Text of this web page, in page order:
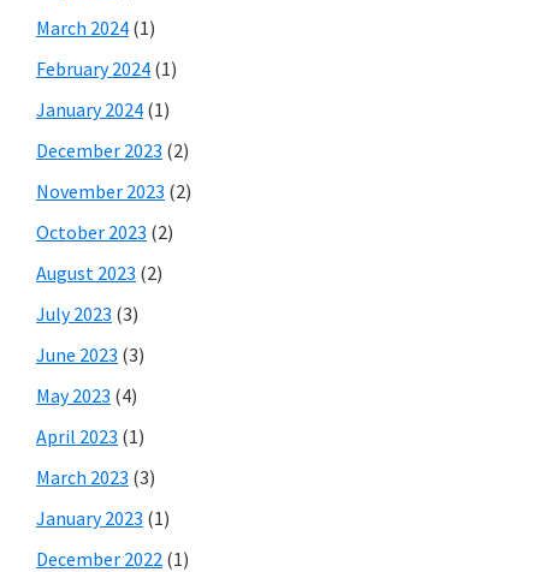
March 2024 (1)
February 2024 (1)
January 2024 (1)
December 2023 (2)
November 2023 (2)
October 2023 (2)
August 2023 (2)
July 2023 (3)
June 2023 (3)
May 2023 (4)
April 2023 (1)
March 2023 (3)
January 2023 (1)
December 2022 (1)